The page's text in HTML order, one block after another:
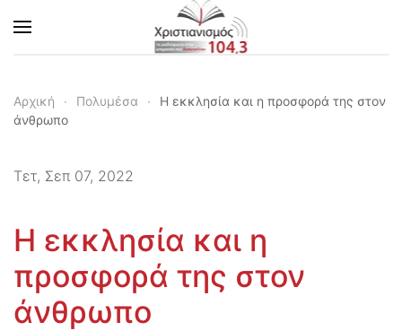
Skip to main content
Αρχική Πολυμέσα
Η εκκλησία και η προσφορά της στον
άνθρωπο
Τετ, Σεπ 07, 2022
Η εκκλησία και η
προσφορά της στον
άνθρωπο